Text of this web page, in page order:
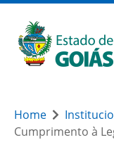
Home
Cumprimento à